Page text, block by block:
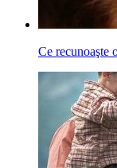
Ce recunoaşte